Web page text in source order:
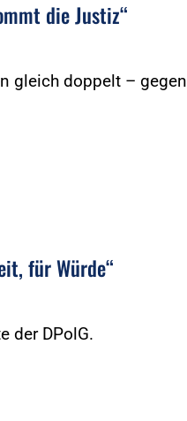
die Justiz“
gleich doppelt – gegen
für Würde“
der DPolG.